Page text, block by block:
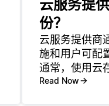
云服务提
份？
云服务提供商
施和用户可配
通常，使用云
定期的自动备
Read Now